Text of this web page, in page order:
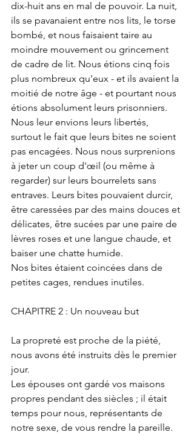
dix-huit ans en mal de pouvoir. La nuit,
ils se pavanaient entre nos lits, le torse
bombé, et nous faisaient taire au
moindre mouvement ou grincement
de cadre de lit. Nous étions cinq fois
plus nombreux qu'eux - et ils avaient la
moitié de notre âge - et pourtant nous
étions absolument leurs prisonniers.
Nous leur envions leurs libertés,
surtout le fait que leurs bites ne soient
pas encagées. Nous nous surprenions
à jeter un coup d'œil (ou même à
regarder) sur leurs bourrelets sans
entraves. Leurs bites pouvaient durcir,
être caressées par des mains douces et
délicates, être sucées par une paire de
lèvres roses et une langue chaude, et
baiser une chatte humide.
Nos bites étaient coincées dans de
petites cages, rendues inutiles.
CHAPITRE 2 : Un nouveau but
La propreté est proche de la piété,
nous avons été instruits dès le premier
jour.
Les épouses ont gardé vos maisons
propres pendant des siècles ; il était
temps pour nous, représentants de
notre sexe, de vous rendre la pareille.